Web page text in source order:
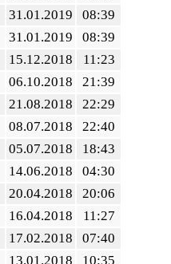
31.01.2019
08:39
31.01.2019
08:39
15.12.2018
11:23
06.10.2018
21:39
21.08.2018
22:29
08.07.2018
22:40
05.07.2018
18:43
14.06.2018
04:30
20.04.2018
20:06
16.04.2018
11:27
17.02.2018
07:40
13.01.2018 10:35